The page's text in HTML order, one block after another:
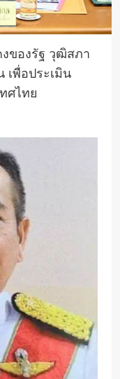
ของรัฐ วุฒิสภา
เพื่อประเมิน
ศไทย